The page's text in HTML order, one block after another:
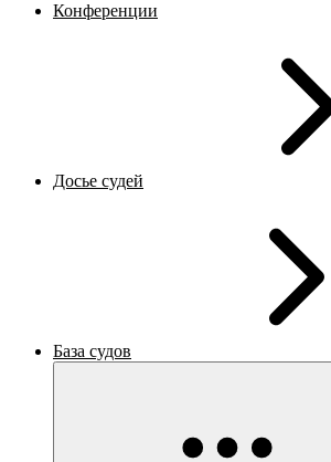
Конференции
Досье судей
База судов